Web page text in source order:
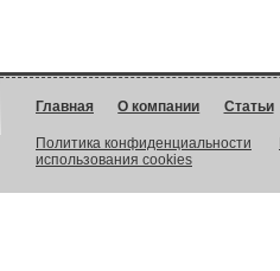
Главная О компании Статьи
Политика конфиденциальности
использования cookies